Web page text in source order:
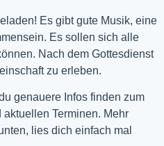
Es gibt gute Musik, eine
Es sollen sich alle
Nach dem Gottesdienst
zu erleben.
genauere Infos finden zum
Terminen. Mehr
lies dich einfach mal